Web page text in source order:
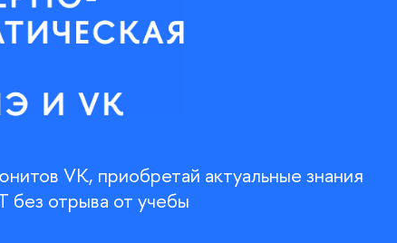
VK, приобретай актуальные знания
без отрыва от учебы